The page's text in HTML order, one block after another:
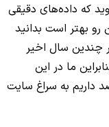
که داده‌های دقیقی
بهتر است بدانید
چندین سال اخیر
ما در این